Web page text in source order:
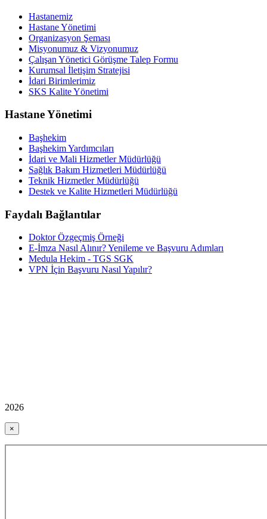
Hastanemiz
Hastane Yönetimi
Organizasyon Şeması
Misyonumuz & Vizyonumuz
Çalışan Yönetici Görüşme Talep Formu
Kurumsal İletişim Stratejisi
İdari Birimlerimiz
SKS Kalite Yönetimi
Hastane Yönetimi
Başhekim
Başhekim Yardımcıları
İdari ve Mali Hizmetler Müdürlüğü
Sağlık Bakım Hizmetleri Müdürlüğü
Teknik Hizmetler Müdürlüğü
Destek ve Kalite Hizmetleri Müdürlüğü
Faydalı Bağlantılar
Doktor Özgeçmiş Örneği
E-İmza Nasıl Alınır? Yenileme ve Başvuru Adımları
Medula Hekim - TGS SGK
VPN İçin Başvuru Nasıl Yapılır?
2026
×